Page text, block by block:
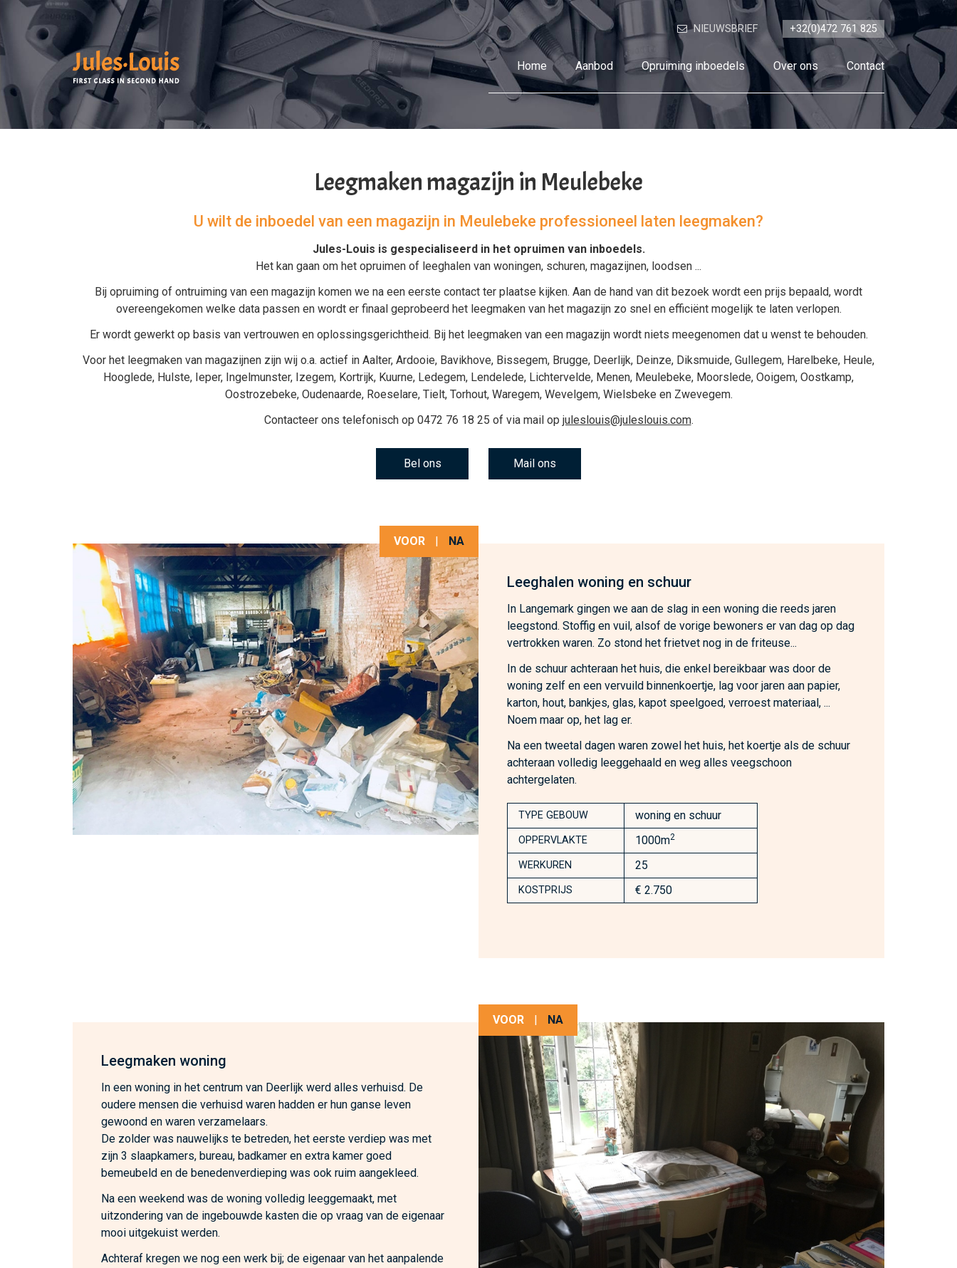
NIEUWSBRIEF +32(0)472 761 825
Home Aanbod Opruiming inboedels Over ons Contact
Leegmaken magazijn in Meulebeke
U wilt de inboedel van een magazijn in Meulebeke professioneel laten leegmaken?
Jules-Louis is gespecialiseerd in het opruimen van inboedels.
Het kan gaan om het opruimen of leeghalen van woningen, schuren, magazijnen, loodsen ...
Bij opruiming of ontruiming van een magazijn komen we na een eerste contact ter plaatse kijken. Aan de hand van dit bezoek wordt een prijs bepaald, wordt
overeengekomen welke data passen en wordt er finaal geprobeerd het leegmaken van het magazijn zo snel en efficiënt mogelijk te laten verlopen.
Er wordt gewerkt op basis van vertrouwen en oplossingsgerichtheid. Bij het leegmaken van een magazijnwordt niets meegenomen dat u wenst te behouden.
Voor het leegmaken van magazijnen zijn wij o.a. actief in Aalter, Ardooie, Bavikhove, Bissegem, Brugge, Deerlijk, Deinze, Diksmuide, Gullegem, Harelbeke, Heule,
Hooglede, Hulste, Ieper, Ingelmunster, Izegem, Kortrijk, Kuurne, Ledegem, Lendelede, Lichtervelde, Menen, Meulebeke, Moorslede, Ooigem, Oostkamp,
Oostrozebeke, Oudenaarde, Roeselare, Tielt, Torhout, Waregem, Wevelgem, Wielsbeke en Zwevegem.
Contacteer ons telefonisch op 0472 76 18 25 of via mail op juleslouis@juleslouis.com.
Bel ons Mail ons
VOOR | NA
Leeghalen woning en schuur
In Langemark gingen we aan de slag in een woning die reeds jaren
leegstond. Stoffig en vuil, alsof de vorige bewoners er van dag op dag
vertrokken waren. Zo stond het frietvet nog in de friteuse...
In de schuur achteraan het huis, die enkel bereikbaar was door de
woning zelf en een vervuild binnenkoertje, lag voor jaren aan papier,
karton, hout, bankjes, glas, kapot speelgoed, verroest materiaal, ...
Noem maar op, het lag er.
Na een tweetal dagen waren zowel het huis, het koertje als de schuur
achteraan volledig leeggehaald en weg alles veegschoon
achtergelaten.
TYPE GEBOUW woning en schuur
OPPERVLAKTE 1000m2
WERKUREN 25
KOSTPRIJS € 2.750
Leegmaken woning
In een woning in het centrum van Deerlijk werd alles verhuisd. De
oudere mensen die verhuisd waren hadden er hun ganse leven
gewoond en waren verzamelaars.
De zolder was nauwelijks te betreden, het eerste verdiep was met
zijn 3 slaapkamers, bureau, badkamer en extra kamer goed
bemeubeld en de benedenverdieping was ook ruim aangekleed.
Na een weekend was de woning volledig leeggemaakt, met
uitzondering van de ingebouwde kasten die op vraag van de eigenaar
mooi uitgekuist werden.
Achteraf kregen we nog een werk bij; de eigenaar van het aanpalende
VOOR | NA